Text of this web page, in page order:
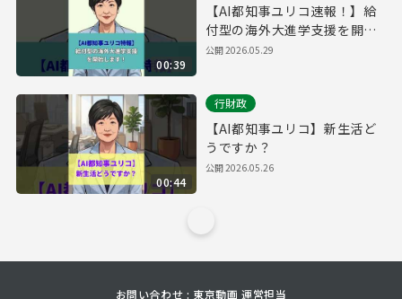
00:39
【AI都知事ユリコ速報！】給
付型の海外大進学支援を開始
します！
公開2026.05.29
00:44
行財政
【AI都知事ユリコ】新生活ど
うですか？
公開2026.05.26
お問い合わせ : 東京動画 運営担当